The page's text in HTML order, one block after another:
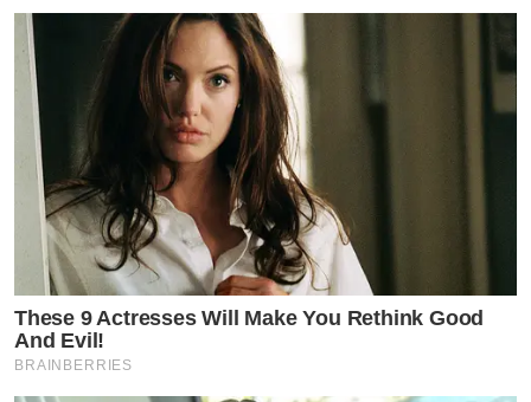
ฟ้า
ใช้3ผลิตภัณฑ์นี้ ควบคู่ผิวหน้าของคุณจะเปลี่ยนไปทันทีที่ใช้
ครั้งแรก ใช้ดีแล้วบอกต่อคนที่รัก
กดลิ้งค์รับข้อมูล โฟมเซรั่ม และครีมกันแดดและเซรั่มเข้มข้น
เพิ่มเติ่มได้ที่ Link ด้านล่าง
https://24plusthailand.com/
by TVPOOL ONLINE
These 9 Actresses Will Make You Rethink Good
And Evil!
BRAINBERRIES